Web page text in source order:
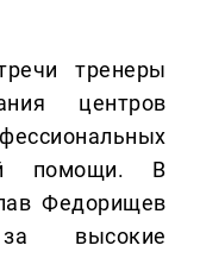
тренеры
центров
помощи. В
Федорищев
высокие